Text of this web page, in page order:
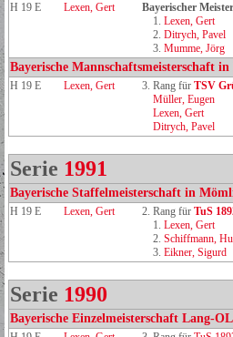
H 19 E Lexen, Gert Bayerischer Meister
1. Lexen, Gert
2. Ditrych, Pavel
3. Mumme, Jörg
Bayerische Mannschaftsmeisterschaft
H 19 E Lexen, Gert 3. Rang für TSV
Müller, Eugen
Lexen, Gert
Ditrych, Pavel
Serie 1991
Bayerische Staffelmeisterschaft in
H 19 E Lexen, Gert 2. Rang für TuS
1. Lexen, Gert
2. Schiffmann,
3. Eikner, Sigurd
Serie 1990
Bayerische Einzelmeisterschaft Lang-